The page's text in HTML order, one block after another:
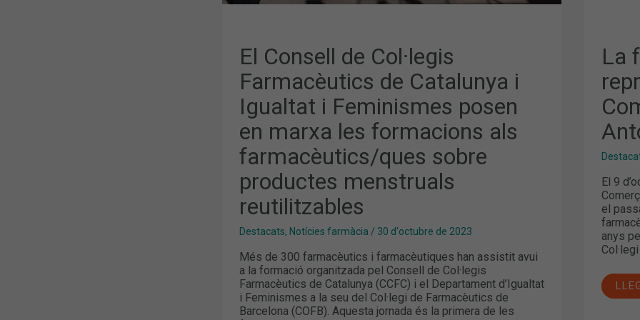
El Consell de Col·legis
Farmacèutics de Catalunya i
Igualtat i Feminismes posen
en marxa les formacions als
farmacèutics/ques sobre
productes menstruals
reutilitzables
Destacats, Notícies farmàcia / 30 d'octubre de 2023
Més de 300 farmacèutics i farmacèutiques han assistit avui
a la formació organitzada pel Consell de Col·legis
Farmacèutics de Catalunya (CCFC) i el Departament d’Igualtat
i Feminismes a la seu del Col·legi de Farmacèutics de
Barcelona (COFB). Aquesta jornada és la primera de les
ALS
MENSTRUALS
REUTILITZABLES
La
El 9
el
anys